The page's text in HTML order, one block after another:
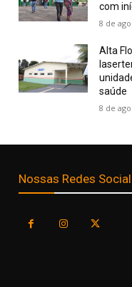
com
8 de
Alta
saúde
8 de
Nossas Redes Social